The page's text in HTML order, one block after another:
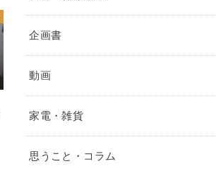
企画書
動画
家電・雑貨
思うこと・コラム